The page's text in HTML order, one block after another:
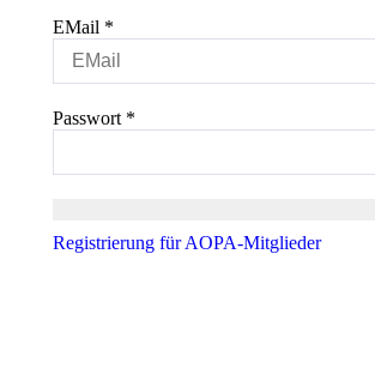
EMail *
Passwort *
Registrierung für AOPA-Mitglieder